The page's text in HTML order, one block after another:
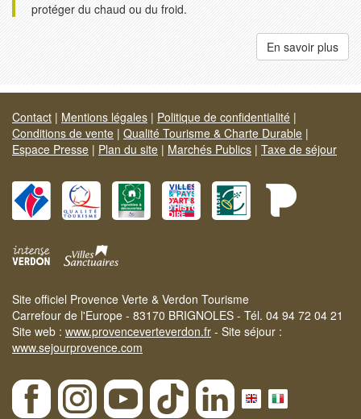
protéger du chaud ou du froid.
En savoir plus
Contact | Mentions légales | Politique de confidentialité |
Conditions de vente | Qualité Tourisme & Charte Durable |
Espace Presse | Plan du site | Marchés Publics | Taxe de séjour
Site officiel Provence Verte & Verdon Tourisme
Carrefour de l'Europe - 83170 BRIGNOLES - Tél. 04 94 72 04 21
Site web : www.provenceverteverdon.fr - Site séjour :
www.sejourprovence.com